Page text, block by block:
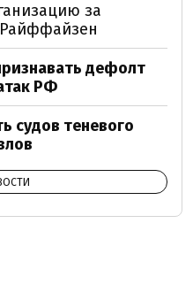
за
дефолт
РФ
судов теневого